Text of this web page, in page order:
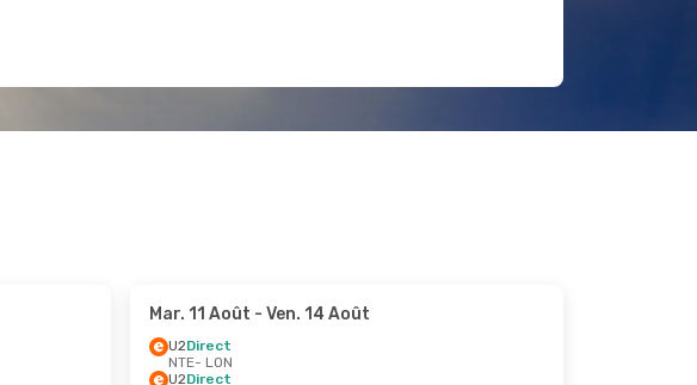
Mar. 11 Août - Ven. 14 Août
U2Direct
NTE- LON
U2Direct